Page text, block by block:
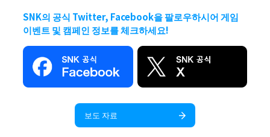
SNK의 공식 Twitter, Facebook을 팔로우하시어 게임
이벤트 및 캠페인 정보를 체크하세요!
보도 자료